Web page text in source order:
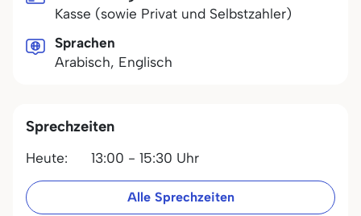
Kasse (sowie Privat und Selbstzahler)
Sprachen
Arabisch, Englisch
Sprechzeiten
Heute: 13:00 - 15:30 Uhr
Alle Sprechzeiten